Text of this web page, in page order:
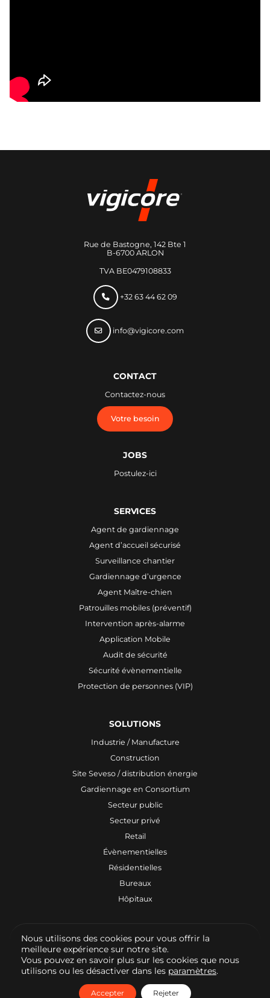
Rue de Bastogne, 142 Bte 1
B-6700 ARLON
TVA BE0479108833
+32 63 44 62 09
info@vigicore.com
SERVICES
Agent de gardiennage
Agent d’accueil sécurisé
Surveillance chantier
Gardiennage d’urgence
Agent Maître-chien
Patrouilles mobiles (préventif)
Intervention après-alarme
Application Mobile
Audit de sécurité
Sécurité évènementielle
Protection de personnes (VIP)
SOLUTIONS
Industrie / Manufacture
Construction
Site Seveso / distribution énergie
Gardiennage en Consortium
Secteur public
Secteur privé
Retail
Évènementielles
Résidentielles
Bureaux
Hôpitaux
CONTACT
Contactez-nous
Votre besoin
JOBS
Postulez-ici
© 2026 Vigicore - Tous droits réservés
Politique de confidentialité
Politique des cookies
Mentions Légales
Nous utilisons des cookies pour vous offrir la
meilleure expérience sur notre site.
Vous pouvez en savoir plus sur les cookies que nous
utilisons ou les désactiver dans les paramètres.
Accepter Rejeter